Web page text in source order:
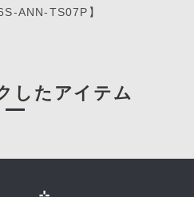
ANN-TS07P】
したアイテム